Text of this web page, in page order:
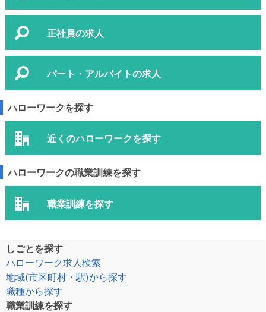
正社員の求人
パート・アルバイトの求人
ハローワークを探す
近くのハローワークを探す
ハローワークの職業訓練を探す
職業訓練を探す
しごとを探す
ハローワーク求人検索
地域(市区町村・駅)から探す
職種から探す
職業訓練を探す